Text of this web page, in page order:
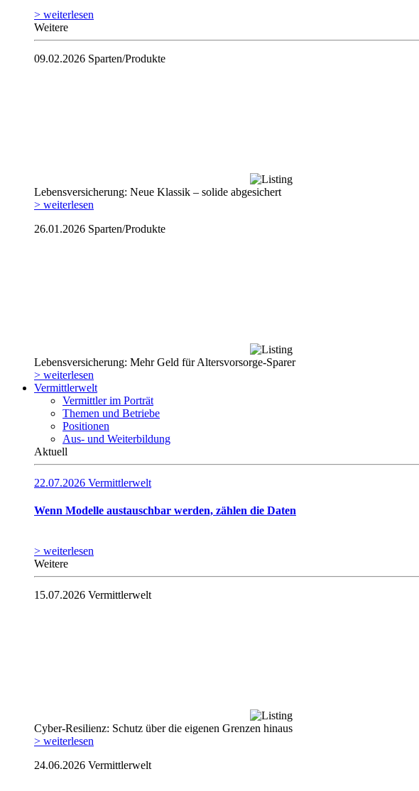
> weiterlesen
Weitere
09.02.2026 Sparten/Produkte
Lebensversicherung: Neue Klassik – solide abgesichert
> weiterlesen
26.01.2026 Sparten/Produkte
Lebensversicherung: Mehr Geld für Altersvorsorge-Sparer
> weiterlesen
Vermittlerwelt
Vermittler im Porträt
Themen und Betriebe
Positionen
Aus- und Weiterbildung
Aktuell
22.07.2026 Vermittlerwelt
Wenn Modelle austauschbar werden, zählen die Daten
> weiterlesen
Weitere
15.07.2026 Vermittlerwelt
Cyber-Resilienz: Schutz über die eigenen Grenzen hinaus
> weiterlesen
24.06.2026 Vermittlerwelt